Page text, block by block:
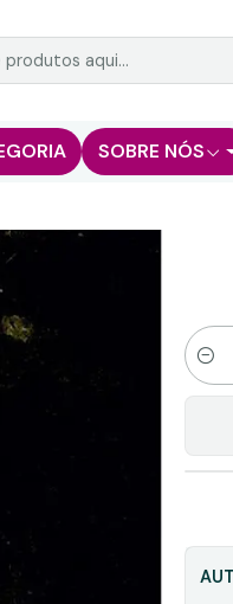
SOBRE NÓS